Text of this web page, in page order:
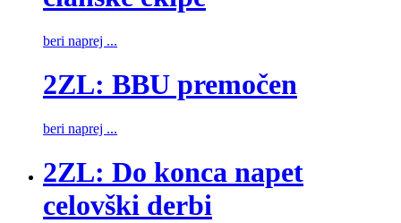
beri naprej ...
2ZL: BBU premočen
beri naprej ...
2ZL: Do konca napet
celovški derbi